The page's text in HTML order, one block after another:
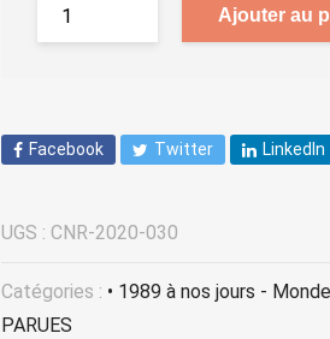
Ajouter au
Facebook Twitter LinkedIn
UGS : CNR-2020-030
Catégories : • 1989 à nos jours -
PARUES